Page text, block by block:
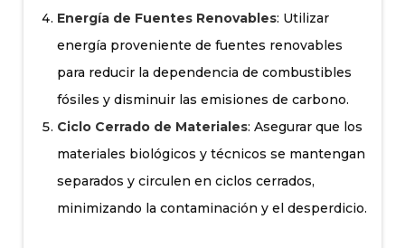
Energía de Fuentes Renovables: Utilizar
energía proveniente de fuentes renovables
para reducir la dependencia de combustibles
fósiles y disminuir las emisiones de carbono.
Ciclo Cerrado de Materiales: Asegurar que los
materiales biológicos y técnicos se mantengan
separados y circulen en ciclos cerrados,
minimizando la contaminación y el desperdicio.